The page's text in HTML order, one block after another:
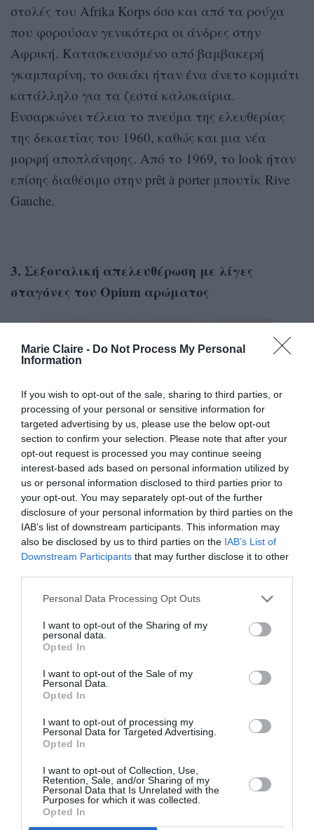
Marie Claire - Do Not Process My Personal
Information
If you wish to opt-out of the sale, sharing to third parties, or
processing of your personal or sensitive information for
targeted advertising by us, please use the below opt-out
section to confirm your selection. Please note that after your
opt-out request is processed you may continue seeing
interest-based ads based on personal information utilized by
us or personal information disclosed to third parties prior to
your opt-out. You may separately opt-out of the further
disclosure of your personal information by third parties on the
IAB’s list of downstream participants. This information may
also be disclosed by us to third parties on the IAB’s List of
Downstream Participants that may further disclose it to other
Personal Data Processing Opt Outs
I want to opt-out of the Sharing of my
personal data.
Opted In
I want to opt-out of the Sale of my
Personal Data.
Opted In
I want to opt-out of processing my
Personal Data for Targeted Advertising.
Opted In
I want to opt-out of Collection, Use,
Retention, Sale, and/or Sharing of my
Personal Data that Is Unrelated with the
Purposes for which it was collected.
Opted In
στολές του Afrika Korps όσο και από τα ρούχα
που φορούσαν γενικότερα οι άνδρες στην
Αφρική. Κατασκευασμένο από βαμβακερή
γκαμπαρίνη, το σακάκι ήταν ένα άνετο κομμάτι
κατάλληλο για τα ζεστά καλοκαίρια.
Ενσαρκώνει τέλεια το πνεύμα της ελευθερίας
της δεκαετίας του 1960, καθώς και μια νέα
μορφή αποπλάνησης. Από το 1969, το look ήταν
επίσης διαθέσιμο στην prêt à porter μπουτίκ Rive
Gauche.
3. Σεξουαλική απελευθέρωση με λίγες
σταγόνες του Opium αρώματος
museeyslparis.com
Το 1977, ο Yves Saint Laurent κυκλοφόρησε ένα
νέο άρωμα μαζί με την εμπνευσμένη από την
Κίνα συλλογή Φθινοπώρο/Χειμώνας 1977. Ήταν
βανίλια. Ο Saint Laurent επιμελήθηκε ολόκληρη
τη δημιουργική διαδικασία, από την επιλογή των
συστατικών έως το σχήμα του μπουκαλιού, το
press kit (το οποίο δημιούργησε ο ίδιος) και τη
διαφημιστική καμπάνια με την Jerry Hall η οποία
Το άρωμα γνώρισε ασυναγώνιστη επιτυχία. Τα
καταστήματα δεν μπόρεσαν να το κρατήσουν
στα ράφια τους για πάνω από μια μέρα. Μόνο
σε ένα χρόνο, οι πωλήσεις στην Ευρώπη είχαν